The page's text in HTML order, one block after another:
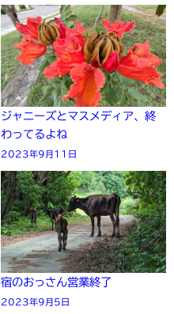
ジャニーズとマスメディア、終
わってるよね
2023年9月11日
宿のおっさん営業終了
2023年9月5日